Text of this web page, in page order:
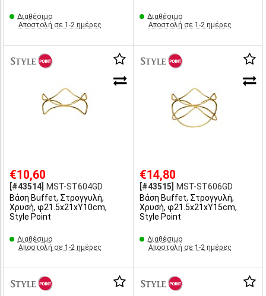
Διαθέσιμο
Αποστολή σε 1-2 ημέρες
Διαθέσιμο
Αποστολή σε 1-2 ημέρες
€10,60
[#43514]
MST-ST604GD
Βάση Buffet, Στρογγυλή,
Χρυσή, φ21.5x21xΥ10cm,
Style Point
Διαθέσιμο
Αποστολή σε 1-2 ημέρες
€14,80
[#43515]
MST-ST606GD
Βάση Buffet, Στρογγυλή,
Χρυσή, φ21.5x21xΥ15cm,
Style Point
Διαθέσιμο
Αποστολή σε 1-2 ημέρες